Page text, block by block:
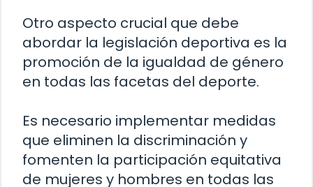
Otro aspecto crucial que debe
abordar la legislación deportiva es la
promoción de la igualdad de género
en todas las facetas del deporte.
Es necesario implementar medidas
que eliminen la discriminación y
fomenten la participación equitativa
de mujeres y hombres en todas las